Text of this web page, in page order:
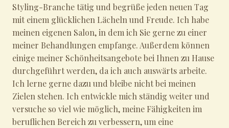
Styling-Branche tätig und begrüße jeden neuen Tag
mit einem glücklichen Lächeln und Freude. Ich habe
meinen eigenen Salon, in dem ich Sie gerne zu einer
meiner Behandlungen empfange. Außerdem können
einige meiner Schönheitsangebote bei Ihnen zu Hause
durchgeführt werden, da ich auch auswärts arbeite.
Ich lerne gerne dazu und bleibe nicht bei meinen
Zielen stehen. Ich entwickle mich ständig weiter und
versuche so viel wie möglich, meine Fähigkeiten im
beruflichen Bereich zu verbessern, um eine